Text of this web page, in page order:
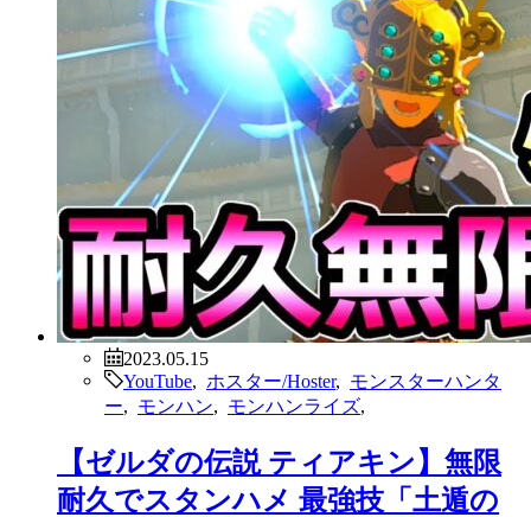
2023.05.15
YouTube
ホスター/Hoster, モンスターハンタ
ー
モンハン モンハンライズ
【ゼルダの伝説 ティアキン】無限
耐久でスタンハメ 最強技「土遁の